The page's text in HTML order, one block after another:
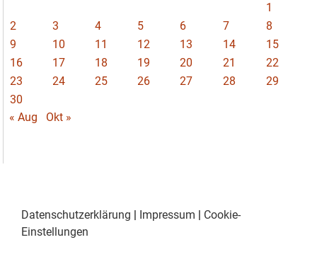
1
2
3 4 5 6 7
8
9
10 11 12 13 14
15
16
17 18 19 20 21
22
23
24 25 26 27 28
29
30
« Aug
Okt »
Datenschutzerklärung Impressum
Cookie-
Einstellungen